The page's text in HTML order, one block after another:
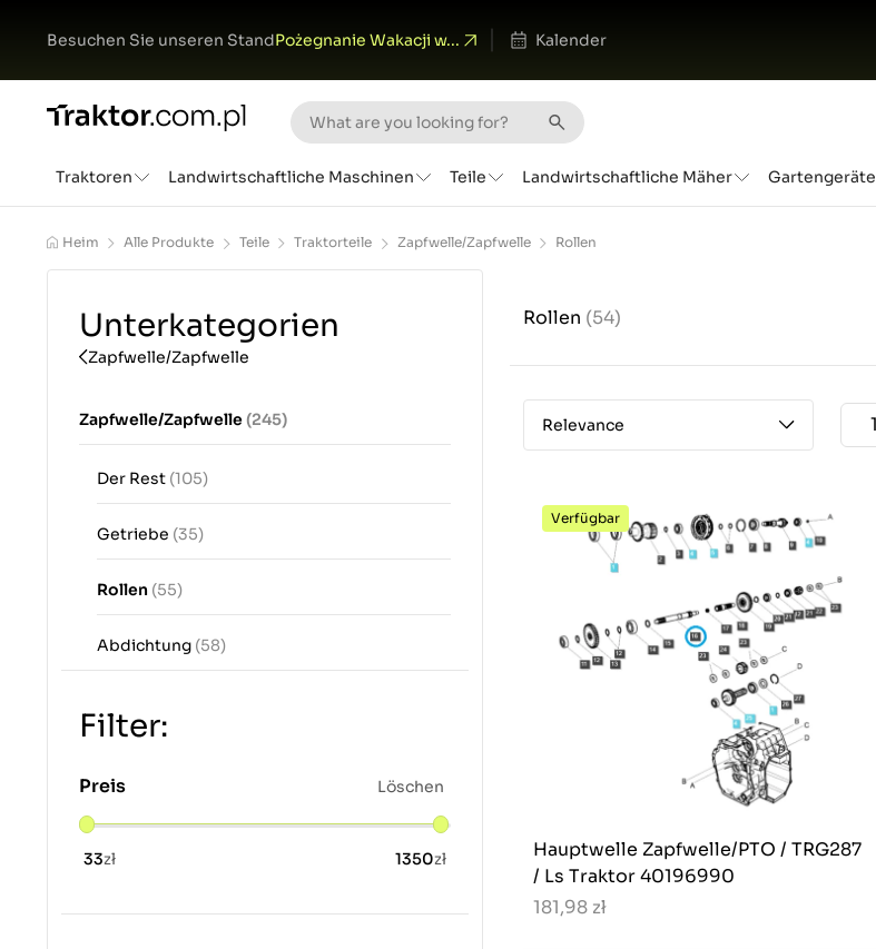
Besuchen Sie unseren StandPożegnanie Wakacji w... Kalender
Traktoren Landwirtschaftliche Maschinen Teile Landwirtschaftliche Mäher Gartengeräte
Heim Alle Produkte Teile Traktorteile Zapfwelle/Zapfwelle Rollen
Unterkategorien
Zapfwelle/Zapfwelle
Zapfwelle/Zapfwelle(245)
Der Rest (105)
Getriebe (35)
Rollen (55)
Abdichtung (58)
Filter:
Preis Löschen
33zł 1350zł
Rollen (54)
Relevance
Verfügbar
Hauptwelle Zapfwelle/PTO / TRG287
/ Ls Traktor 40196990
181,98 zł